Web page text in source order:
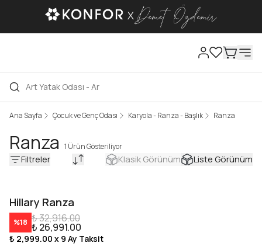
Ana Sayfa Çocuk ve Genç Odası Karyola - Ranza - Başlık Ranza
Ranza 1 Ürün Gösteriliyor
Filtreler Klasik Görünüm Liste Görünüm
Hillary Ranza
%18 ₺ 32,916.00
₺ 26,991.00
₺ 2,999.00 x 9 Ay Taksit